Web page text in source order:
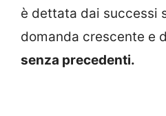
è dettata dai successi
domanda crescente e
senza precedenti.